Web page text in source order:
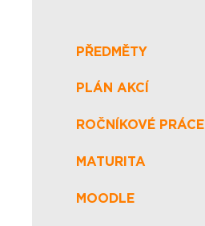
PŘEDMĚTY
PLÁN AKCÍ
ROČNÍKOVÉ PRÁCE
MATURITA
MOODLE